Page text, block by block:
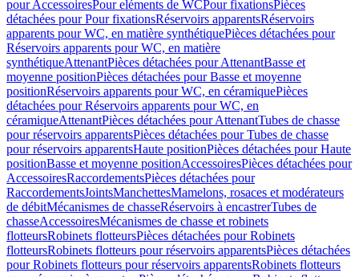
pour AccessoiresPour eléments de WCPour fixationsPièces
détachées pour Pour fixationsRéservoirs apparentsRéservoirs
apparents pour WC, en matière synthétiquePièces détachées pour
Réservoirs apparents pour WC, en matière
synthétiqueAttenantPièces détachées pour AttenantBasse et
moyenne positionPièces détachées pour Basse et moyenne
positionRéservoirs apparents pour WC, en céramiquePièces
détachées pour Réservoirs apparents pour WC, en
céramiqueAttenantPièces détachées pour AttenantTubes de chasse
pour réservoirs apparentsPièces détachées pour Tubes de chasse
pour réservoirs apparentsHaute positionPièces détachées pour Haute
positionBasse et moyenne positionAccessoiresPièces détachées pour
AccessoiresRaccordementsPièces détachées pour
RaccordementsJointsManchettesMamelons, rosaces et modérateurs
de débitMécanismes de chasseRéservoirs à encastrerTubes de
chasseAccessoiresMécanismes de chasse et robinets
flotteursRobinets flotteursPièces détachées pour Robinets
flotteursRobinets flotteurs pour réservoirs apparentsPièces détachées
pour Robinets flotteurs pour réservoirs apparentsRobinets flotteurs